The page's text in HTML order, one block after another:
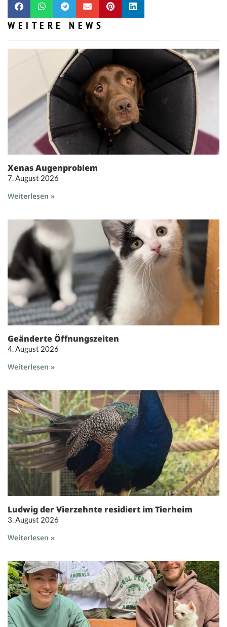
WEITERE NEWS
Xenas Augenproblem
7. August 2026
Weiterlesen »
Geänderte Öffnungszeiten
4. August 2026
Weiterlesen »
Ludwig der Vierzehnte residiert im Tierheim
3. August 2026
Weiterlesen »